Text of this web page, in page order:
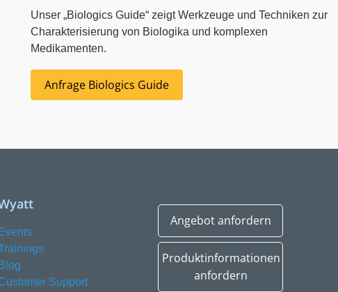
Unser „Biologics Guide“ zeigt Werkzeuge und Techniken zur
Charakterisierung von Biologika und komplexen
Medikamenten.
Anfrage Biologics Guide
Events
Blog
Support
Angebot anfordern
Produktinformationen
anfordern